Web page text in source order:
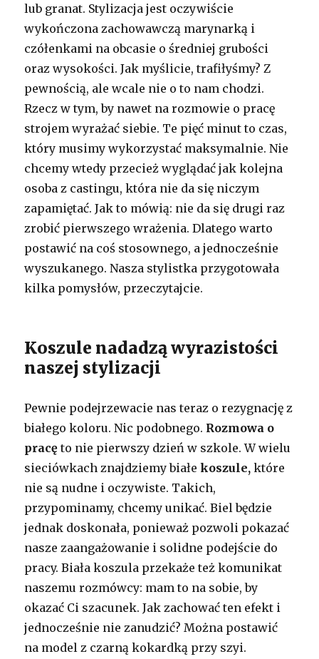
lub granat. Stylizacja jest oczywiście
wykończona zachowawczą marynarką i
czółenkami na obcasie o średniej grubości
oraz wysokości. Jak myślicie, trafiłyśmy? Z
pewnością, ale wcale nie o to nam chodzi.
Rzecz w tym, by nawet na rozmowie o pracę
strojem wyrażać siebie. Te pięć minut to czas,
który musimy wykorzystać maksymalnie. Nie
chcemy wtedy przecież wyglądać jak kolejna
osoba z castingu, która nie da się niczym
zapamiętać. Jak to mówią: nie da się drugi raz
zrobić pierwszego wrażenia. Dlatego warto
postawić na coś stosownego, a jednocześnie
wyszukanego. Nasza stylistka przygotowała
kilka pomysłów, przeczytajcie.
Koszule nadadzą wyrazistości
naszej stylizacji
Pewnie podejrzewacie nas teraz o rezygnację z
białego koloru. Nic podobnego. Rozmowa o
pracę to nie pierwszy dzień w szkole. W wielu
sieciówkach znajdziemy białekoszule, które
nie są nudne i oczywiste. Takich,
przypominamy, chcemy unikać. Biel będzie
jednak doskonała, ponieważ pozwoli pokazać
nasze zaangażowanie i solidne podejście do
pracy. Biała koszula przekaże też komunikat
naszemu rozmówcy: mam to na sobie, by
okazać Ci szacunek. Jak zachować ten efekt i
jednocześnie nie zanudzić? Można postawić
na model z czarną kokardką przy szyi.